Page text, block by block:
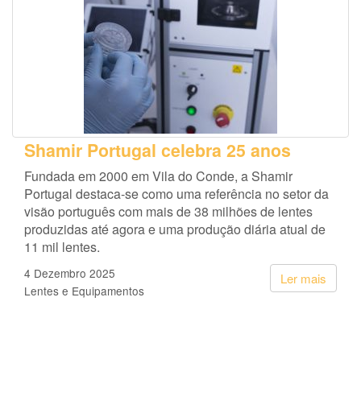
Shamir Portugal celebra 25 anos
Fundada em 2000 em Vila do Conde, a Shamir
Portugal destaca-se como uma referência no setor da
visão português com mais de 38 milhões de lentes
produzidas até agora e uma produção diária atual de
11 mil lentes.
Ler mais
4 Dezembro 2025
Lentes e Equipamentos